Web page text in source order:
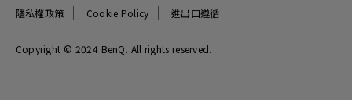
可永續發展
Copyright © 2024 BenQ. All rights reserved.
隱私權政策 Cookie Policy 進出口遵循